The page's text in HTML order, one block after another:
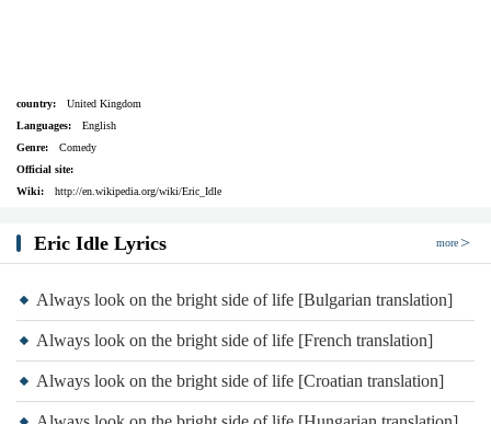
country:
United Kingdom
Languages:
English
Genre:
Comedy
Official site:
Wiki:
http://en.wikipedia.org/wiki/Eric_Idle
Eric Idle Lyrics more
Always look on the bright side of life [Bulgarian translation]
Always look on the bright side of life [French translation]
Always look on the bright side of life [Croatian translation]